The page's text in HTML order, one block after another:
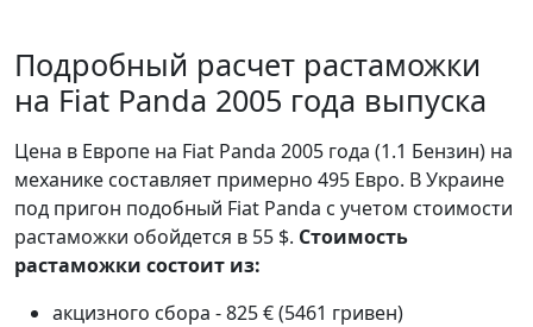
Подробный расчет растаможки
на Fiat Panda 2005 года выпуска
Цена в Европе на Fiat Panda 2005 года (1.1 Бензин) на
механике составляет примерно 495 Евро. В Украине
под пригон подобный Fiat Panda с учетом стоимости
растаможки обойдется в 55 $. Стоимость
растаможки состоит из:
акцизного сбора - 825 € (5461 гривен)